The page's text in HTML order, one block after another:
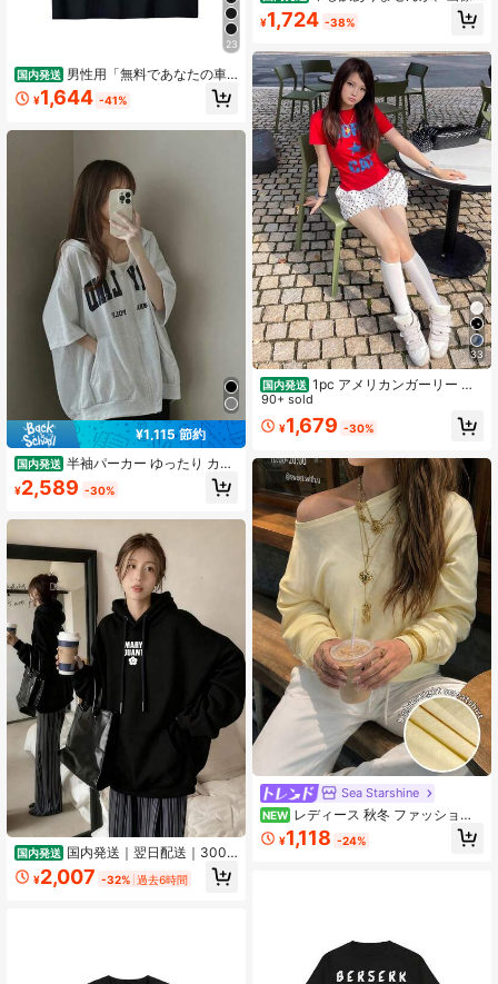
23
国内発送 男性用「無料であなたの車
を修理しません」ユーモア_1
¥1,644 -41%
¥1,115 節約
国内発送 半袖パーカー ゆったり カジ
ュアル ジップアップ レディース 半
袖 夏 薄手 フード付き スウェット ト
¥2,589 -30%
国内発送 国内発送｜翌日配送｜300g
厚手レディーススウェット｜大胆な
プリントでスタイリッシュなデザイ
¥2,007 -32% 過去6時間
内容がこちらでは取得できないた
め、商品タイトルを正確に生成でき
キスト
¥1,724 -38%
33
国内発送 1pc アメリカンガーリー オ
リジナルTシャツ オールオーバー柄
ピクセルアニメ ドット拼色 長袖フィ
ット インスタ映え
90+ sold
¥1,679 -30%
Sea Starshine
NEW レディース 秋冬 ファッション
エレガント カジュアル 通勤 アーバ
ン モダン 淡い黄色 アシンメトリー
レディース カジュアル トップス
¥1,118 -24%